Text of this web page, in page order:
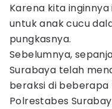
Karena kita
untuk anak cucu
pungkasnya.
Sebelumnya,
Surabaya telah
beraksi di beberapa
Polrestabes